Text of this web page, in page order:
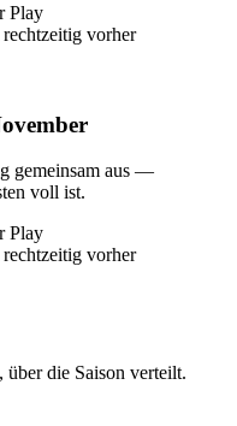
Play
vorher
gemeinsam aus —
voll ist.
Play
vorher
die Saison verteilt.